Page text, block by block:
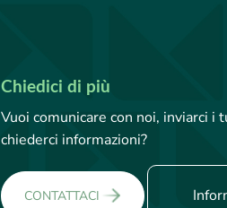
Chiedici di più
Vuoi comunicare con noi, inviarci
chiederci informazioni?
CONTATTACI